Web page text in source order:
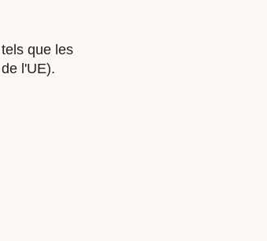
que les
l'UE).